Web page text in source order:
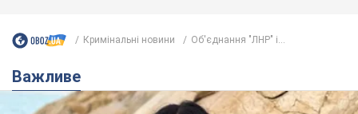
Кримінальні новини Об'єднання "ЛНР" і...
Важливе